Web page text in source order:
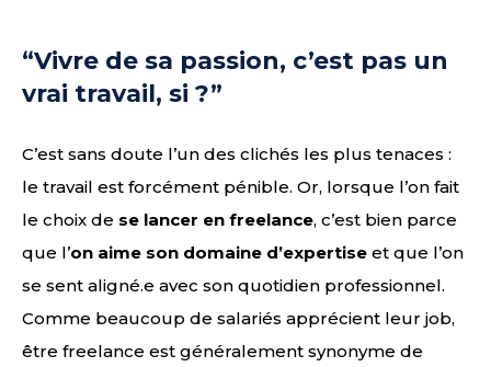
“Vivre de sa passion, c’est pas un
vrai travail, si ?”
C’est sans doute l’un des clichés les plus tenaces :
le travail est forcément pénible. Or, lorsque l’on fait
le choix de se lancer en freelance, c’est bien parce
que l’on aime son domaine d’expertise et que l’on
se sent aligné.e avec son quotidien professionnel.
Comme beaucoup de salariés apprécient leur job,
être freelance est généralement synonyme de